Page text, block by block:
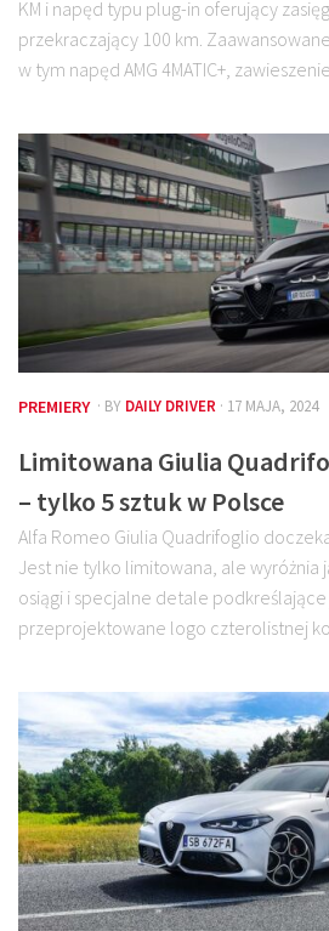
KM i napęd typu plug-in oferujący
przekraczający 100 km.
w tym napęd AMG 4MATIC+,
PREMIERY · BY DAILY DRIVER · 17 MAJA, 2024
Limitowana Giulia
– tylko 5 sztuk w Polsce
Alfa Romeo Giulia Quadrifoglio
Jest nie tylko limitowana, ale wyróżnia
osiągi i specjalne detale
przeprojektowane logo czterolistnej